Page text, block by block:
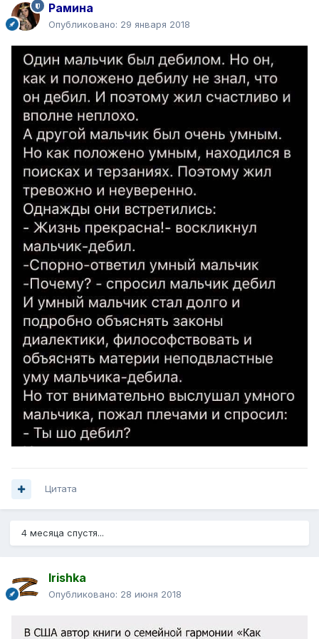
Рамина
Опубликовано: 29 января 2018
Цитата
4 месяца спустя...
Irishka
Опубликовано: 28 июня 2018